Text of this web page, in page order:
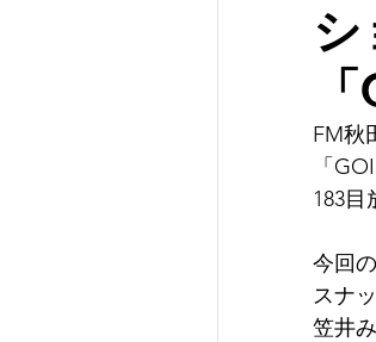
FM秋
「
183目
今回
スナ
笠井